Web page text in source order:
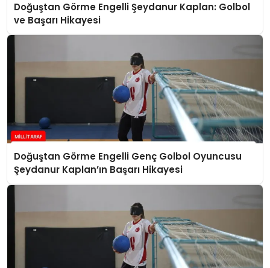
Doğuştan Görme Engelli Şeydanur Kaplan: Golbol
ve Başarı Hikayesi
Doğuştan Görme Engelli Genç Golbol Oyuncusu
Şeydanur Kaplan’ın Başarı Hikayesi